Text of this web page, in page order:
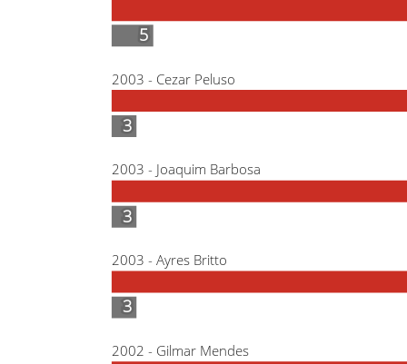
2002 - Gilmar Mendes
2003 - Ayres Britto
2003 - Joaquim Barbosa
2003 - Cezar Peluso
3
3
3
3
3
3
5
5